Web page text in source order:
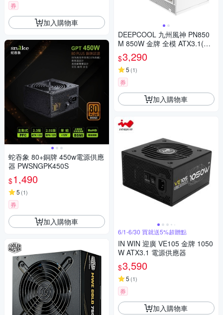
券
加入購物車
蛇吞象 80+銅牌 450w電源供應
器 PWSNGPK450S
$1,490
5 (1)
券
加入購物車
DEEPCOOL 九州風神 PN850
M 850W 金牌 全模 ATX3.1(PC
Ie5.1) 電源供應器《白》(10年
保3年換新)
$3,290
5 (1)
券
加入購物車
6/1-6/30 買就送5%超贈點
IN WIN 迎廣 VE105 金牌 1050
W ATX3.1 電源供應器
$3,590
5 (1)
券
加入購物車